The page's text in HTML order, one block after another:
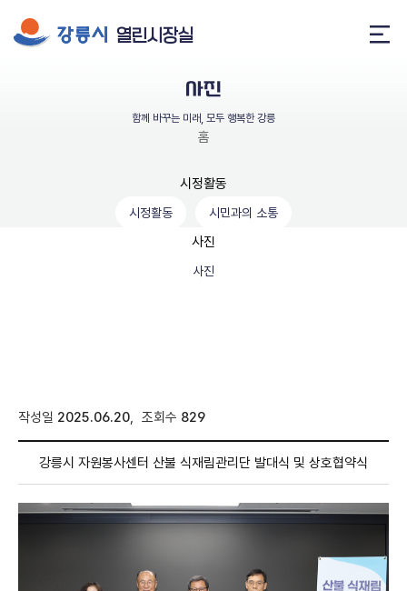
열린시장실
메
매니페스토란
공약비전
공약총괄현황
사진
함께 바꾸는 미래, 모두 행복한 강릉
홈
시정활동
시정활동 시민과의 소통
사진
사진
작성일 2025.06.20, 조회수 829
강릉시 자원봉사센터 산불 식재림관리단 발대식 및 상호협약식